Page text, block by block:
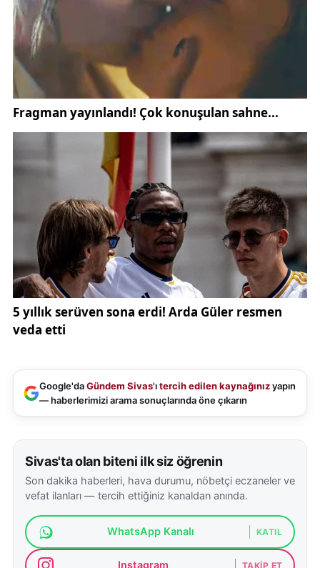
Google'daGündem Sivas'ıtercih edilen kaynağınızyapın
— haberlerimizi arama sonuçlarında öne çıkarın
Sivas'ta olan biteni ilk siz öğrenin
Son dakika haberleri, hava durumu, nöbetçi eczaneler ve
vefat ilanları — tercih ettiğiniz kanaldan anında.
WhatsApp Kanalı KATIL
Instagram TAKIP ET